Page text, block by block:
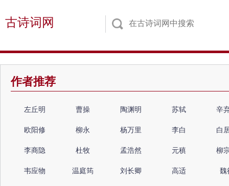
古诗词网
作者推荐
左丘明 曹操 陶渊明 苏轼 辛
欧阳修 柳永 杨万里 李白 白
李商隐 杜牧 孟浩然 元稹 柳
韦应物 温庭筠 刘长卿 高适 魏